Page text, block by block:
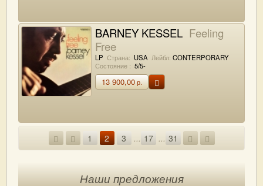
BARNEY KESSEL Feeling
Free
LP Страна: USA Лейбл: CONTERPORARY
Состояние : 5/5-
13 900,00р.
1 2 3 ... 17 ... 31
Наши предложения